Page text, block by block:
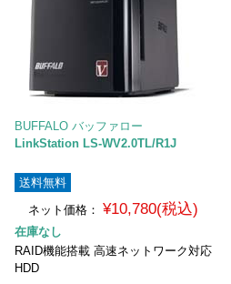
BUFFALO バッファロー
LinkStation LS-WV2.0TL/R1J
送料無料
ネット価格： ¥10,780(税込)
在庫なし
RAID機能搭載 高速ネットワーク対応
HDD